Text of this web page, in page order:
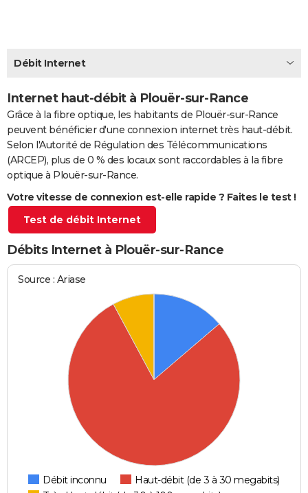
CARTE DE VOEUX
Carte de Noël
Carte Bonne année
Carte Saint-Valentin
Carte Pâques
Carte d'anniversaire
DICTIONNAIRE
PROGRAMME TV
COPAINS D'AVANT
S'inscrire
Se connecter
Lycées
Collèges
Primaires
Universités
Entreprises
Service militaire
Avis de recherche
Bricolage
Lifestyle
Culture
Sport
Auto
Television
Voyage
Cinema
Débit Internet
Internet haut-débit à Plouër-sur-Rance
Grâce à la fibre optique, les habitants de Plouër-sur-Rance
peuvent bénéficier d'une connexion internet très haut-débit.
Selon l'Autorité de Régulation des Télécommunications
(ARCEP), plus de 0 % des locaux sont raccordables à la fibre
optique à Plouër-sur-Rance.
Votre vitesse de connexion est-elle rapide ? Faites le test !
Test de débit Internet
Débits Internet à Plouër-sur-Rance
Source : Ariase
Débit inconnu
Haut-débit (de 3 à 30 megabits)